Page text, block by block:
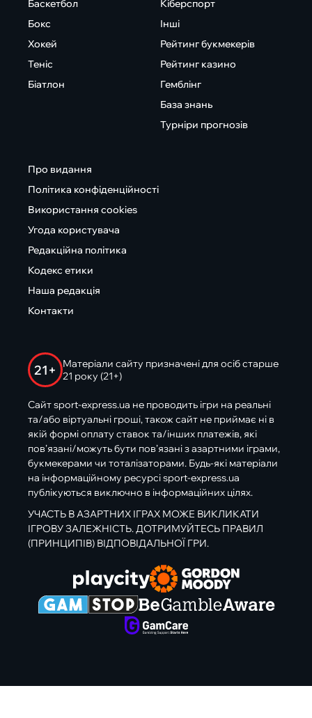
Баскетбол
Бокс
Хокей
Теніс
Біатлон
Кіберспорт
Інші
Рейтинг букмекерів
Рейтинг казино
Гемблінг
База знань
Турніри прогнозів
Про видання
Політика конфіденційності
Використання cookies
Угода користувача
Редакційна політика
Кодекс етики
Наша редакція
Контакти
21+
Матеріали сайту призначені для осіб старше
21 року (21+)
Сайт sport-express.ua не проводить ігри на реальні
та/або віртуальні гроші, також сайт не приймає ні в
якій формі оплату ставок та/інших платежів, які
пов’язані/можуть бути пов’язані з азартними іграми,
букмекерами чи тоталізаторами. Будь-які матеріали
на інформаційному ресурсі sport-express.ua
публікуються виключно в інформаційних цілях.
УЧАСТЬ В АЗАРТНИХ ІГРАХ МОЖЕ ВИКЛИКАТИ
ІГРОВУ ЗАЛЕЖНІСТЬ. ДОТРИМУЙТЕСЬ ПРАВИЛ
(ПРИНЦИПІВ) ВІДПОВІДАЛЬНОЇ ГРИ.